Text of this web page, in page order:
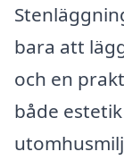
bara att
och en
både